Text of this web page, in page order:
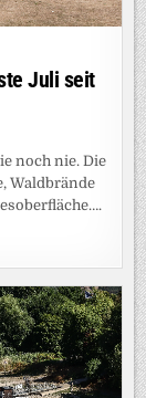
Juli seit
noch nie. Die
Waldbrände